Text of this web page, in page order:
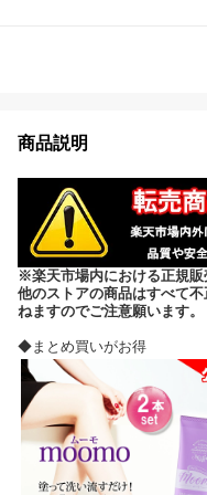
商品説明
※楽天市場内における正規販
他のストアの商品はすべて
ねますのでご注意願います。
◆まとめ買いがお得